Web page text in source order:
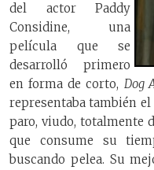
del actor Paddy
Considine, una
película que se
desarrolló primero
en forma de corto, Dog
representaba también
paro, viudo, totalmente
que consume su
buscando pelea. Su